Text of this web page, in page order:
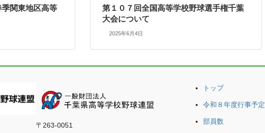
関東地区高等
第１０７回全国高等学校野球選手権千葉
大会について
2025年6月4日
〒263-0051
トップ
令和８年度行事予定
部員数